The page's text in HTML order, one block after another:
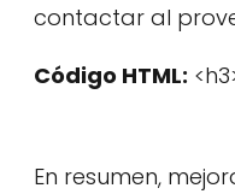
contactar al
Código HTML:
En resumen,